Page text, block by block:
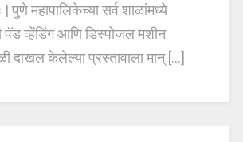
महापालिकेच्या सर्व शाळांमध्ये
पॅड व्हेंडिंग आणि डिस्पोजल मशीन
दाखल केलेल्या प्रस्तावाला मान् [...]